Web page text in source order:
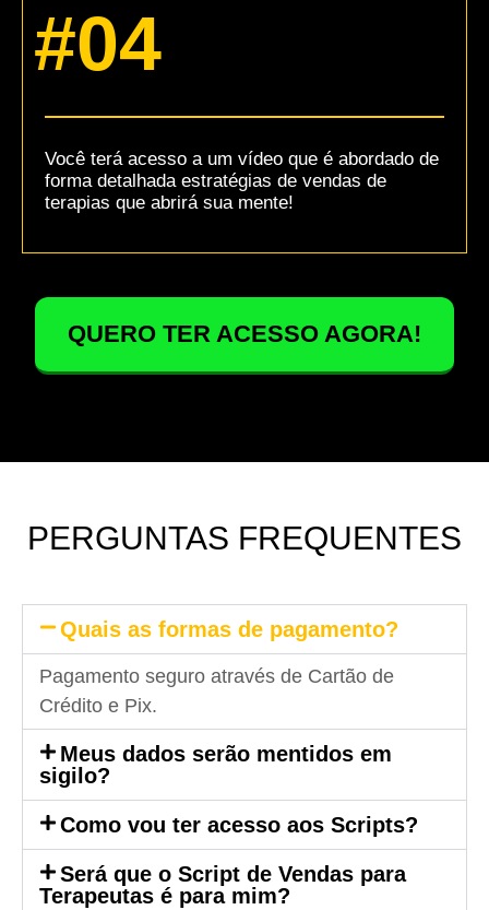
#04
Você terá acesso a um vídeo que é abordado de
forma detalhada estratégias de vendas de
terapias que abrirá sua mente!
QUERO TER ACESSO AGORA!
PERGUNTAS FREQUENTES
Quais as formas de pagamento?
Pagamento seguro através de Cartão de
Crédito e Pix.
Meus dados serão mentidos em
sigilo?
Como vou ter acesso aos Scripts?
Será que o Script de Vendas para
Terapeutas é para mim?